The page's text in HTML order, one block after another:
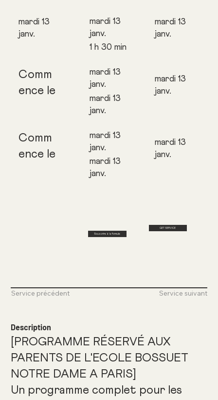
Description
[PROGRAMME RÉSERVÉ AUX
PARENTS DE L'ECOLE BOSSUET
NOTRE DAME A PARIS]
Un programme complet pour les
mardi 13
janv.
mardi 13
janv.
1 h 30 min
mardi 13
janv.
Comm
ence le
mardi 13
janv.
mardi 13
janv.
mardi 13
janv.
Comm
ence le
mardi 13
janv.
mardi 13
janv.
mardi 13
janv.
Souscrire à la formule
GET SERVICE
Service précédent Service suivant